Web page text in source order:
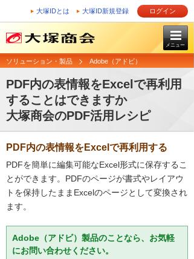
大塚IDとは 大塚ID新規登録 ログイン
メニュー
ソリューション・製品 Adobe（アドビ）
PDF内の表情報をExcelで再利用
することはできますか
大塚商会のPDF活用レシピ
PDF内の表情報をExcelで再利用する
PDFを簡単に編集可能なExcel形式に保存するこ
とができます。PDFのページが書式やレイアウ
トを保持したままExcelのページとして変換され
ます。
Adobe（アドビ）製品のことなら、お気軽
にお問い合わせください。